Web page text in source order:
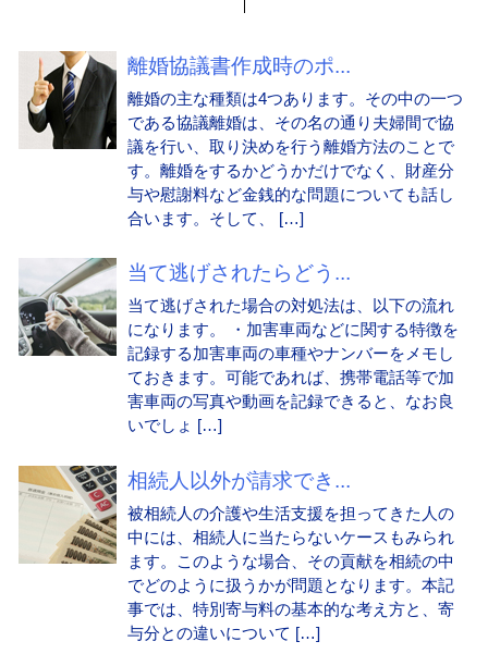
離婚協議書作成時のポ...
離婚の主な種類は4つあります。その中の一つ
である協議離婚は、その名の通り夫婦間で協
議を行い、取り決めを行う離婚方法のことで
す。離婚をするかどうかだけでなく、財産分
与や慰謝料など金銭的な問題についても話し
合います。そして、 […]
当て逃げされたらどう...
当て逃げされた場合の対処法は、以下の流れ
になります。 ・加害車両などに関する特徴を
記録する加害車両の車種やナンバーをメモし
ておきます。可能であれば、携帯電話等で加
害車両の写真や動画を記録できると、なお良
いでしょ […]
相続人以外が請求でき...
被相続人の介護や生活支援を担ってきた人の
中には、相続人に当たらないケースもみられ
ます。このような場合、その貢献を相続の中
でどのように扱うかが問題となります。本記
事では、特別寄与料の基本的な考え方と、寄
与分との違いについて […]